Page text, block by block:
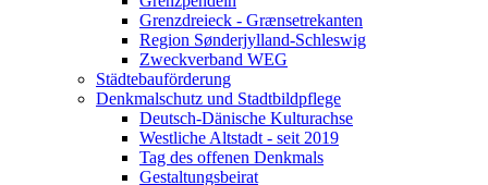
Grenzdreieck - Grænsetrekanten
Region Sønderjylland-Schleswig
Zweckverband WEG
Städtebauförderung
Denkmalschutz und Stadtbildpflege
Deutsch-Dänische Kulturachse
Westliche Altstadt - seit 2019
Tag des offenen Denkmals
Gestaltungsbeirat